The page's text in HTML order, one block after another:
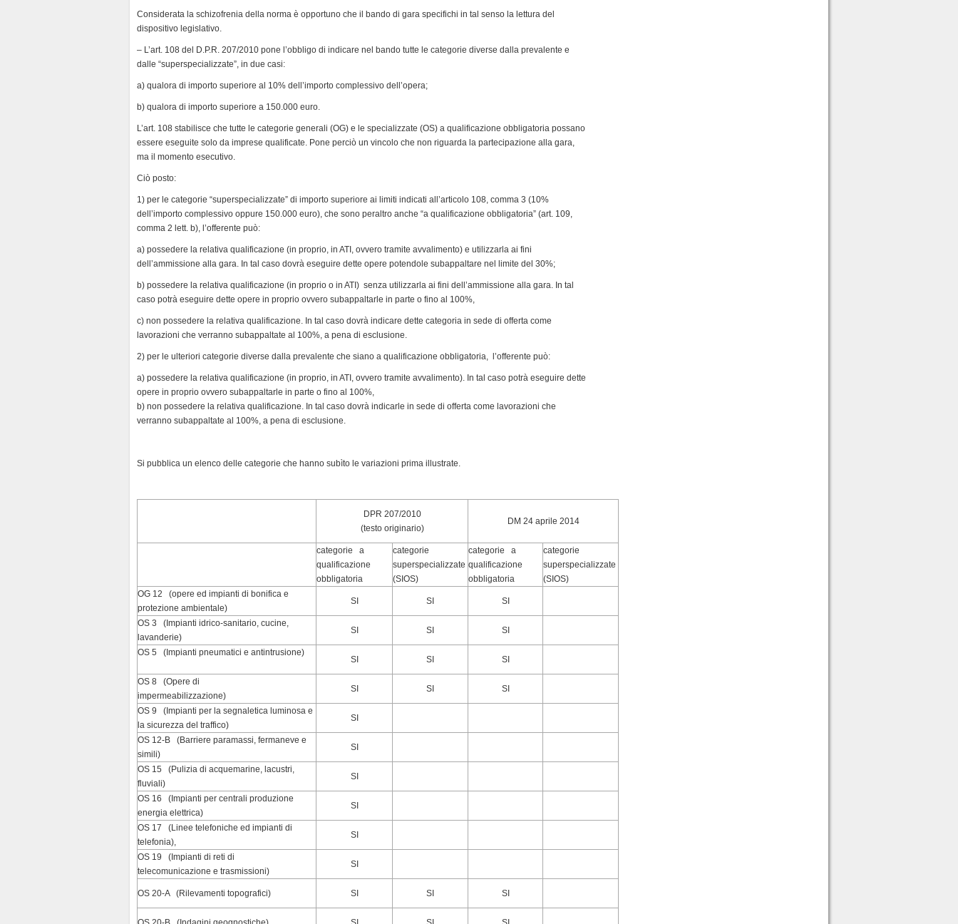
Considerata la schizofrenia della norma è opportuno che il bando di gara specifichi in tal senso la lettura del
dispositivo legislativo.
– L’art. 108 del D.P.R. 207/2010 pone l’obbligo di indicare nel bando tutte le categorie diverse dalla prevalente e
dalle “superspecializzate”, in due casi:
a) qualora di importo superiore al 10% dell’importo complessivo dell’opera;
b) qualora di importo superiore a 150.000 euro.
L’art. 108 stabilisce che tutte le categorie generali (OG) e le specializzate (OS) a qualificazione obbligatoria possano
essere eseguite solo da imprese qualificate. Pone perciò un vincolo che non riguarda la partecipazione alla gara,
ma il momento esecutivo.
Ciò posto:
1) per le categorie “superspecializzate” di importo superiore ai limiti indicati all’articolo 108, comma 3 (10%
dell’importo complessivo oppure 150.000 euro), che sono peraltro anche “a qualificazione obbligatoria” (art. 109,
comma 2 lett. b), l’offerente può:
a) possedere la relativa qualificazione (in proprio, in ATI, ovvero tramite avvalimento) e utilizzarla ai fini
dell’ammissione alla gara. In tal caso dovrà eseguire dette opere potendole subappaltare nel limite del 30%;
b) possedere la relativa qualificazione (in proprio o in ATI) senza utilizzarla ai fini dell’ammissione alla gara. In tal
caso potrà eseguire dette opere in proprio ovvero subappaltarle in parte o fino al 100%,
c) non possedere la relativa qualificazione. In tal caso dovrà indicare dette categoria in sede di offerta come
lavorazioni che verranno subappaltate al 100%, a pena di esclusione.
2) per le ulteriori categorie diverse dalla prevalente che siano a qualificazione obbligatoria, l’offerente può:
a) possedere la relativa qualificazione (in proprio, in ATI, ovvero tramite avvalimento). In tal caso potrà eseguire dette
opere in proprio ovvero subappaltarle in parte o fino al 100%,
b) non possedere la relativa qualificazione. In tal caso dovrà indicarle in sede di offerta come lavorazioni che
verranno subappaltate al 100%, a pena di esclusione.
Si pubblica un elenco delle categorie che hanno subìto le variazioni prima illustrate.
DPR 207/2010
(testo originario)
DM 24 aprile 2014
categorie a
qualificazione
obbligatoria
categorie
superspecializzate
(SIOS)
categorie a
qualificazione
obbligatoria
categorie
superspecializzate
(SIOS)
OG 12 (opere ed impianti di bonifica e
protezione ambientale)
SI SI SI
OS 3 (Impianti idrico‑sanitario, cucine,
lavanderie)
SI SI SI
OS 5 (Impianti pneumatici e antintrusione)
SI SI SI
OS 8 (Opere di
impermeabilizzazione)
SI SI SI
OS 9 (Impianti per la segnaletica luminosa e
la sicurezza del traffico)
SI
OS 12-B (Barriere paramassi, fermaneve e
simili)
SI
OS 15 (Pulizia di acquemarine, lacustri,
fluviali)
SI
OS 16 (Impianti per centrali produzione
energia elettrica)
SI
OS 17 (Linee telefoniche ed impianti di
telefonia),
SI
OS 19 (Impianti di reti di
telecomunicazione e trasmissioni)
SI
OS 20-A (Rilevamenti topografici) SI SI SI